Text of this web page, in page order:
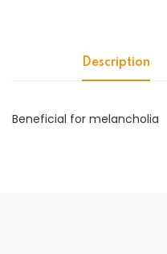
Description
Beneficial for melancholia